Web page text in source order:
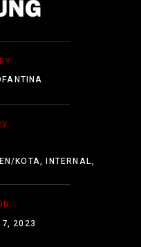
:
:
KOTA,INTERNAL,
:
7, 2023